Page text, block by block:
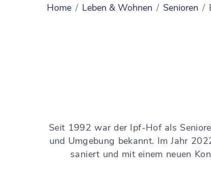
Home Leben & Wohnen Senioren
Seit 1992 war der Ipf-Hof als
und Umgebung bekannt. Im Jahr
saniert und mit einem neuen